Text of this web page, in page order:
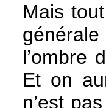
Mais
l’ombre
Et on
n’est